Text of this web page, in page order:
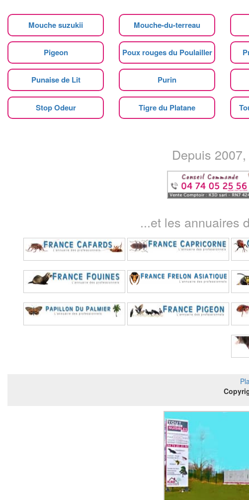
Mouche suzukii Mouche-du-terreau
Pigeon Poux rouges du Poulailler
Punaise de Lit Purin
Stop Odeur Tigre du Platane
Depuis
...et les annuaires